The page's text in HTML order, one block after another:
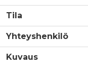
Tila
Yhteyshenkilö
Kuvaus